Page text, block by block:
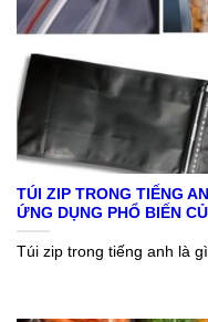
TÚI ZIP TRONG TIẾNG
ỨNG DỤNG PHỔ BIẾN
Túi zip trong tiếng anh là